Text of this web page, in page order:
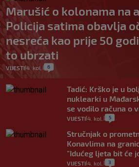
Marušić o kolonama na
Policija satima obavlja
nesreća kao prije 50
to ubrzati
VIJESTI 4. kol. 6
Tadić: Krško je u
nuklearki u
se vodilo računa o
VIJESTI 4. kol. 5
Stručnjak o
Konavlima na
"Idućeg ljeta bit će
VIJESTI 4. kol. 3